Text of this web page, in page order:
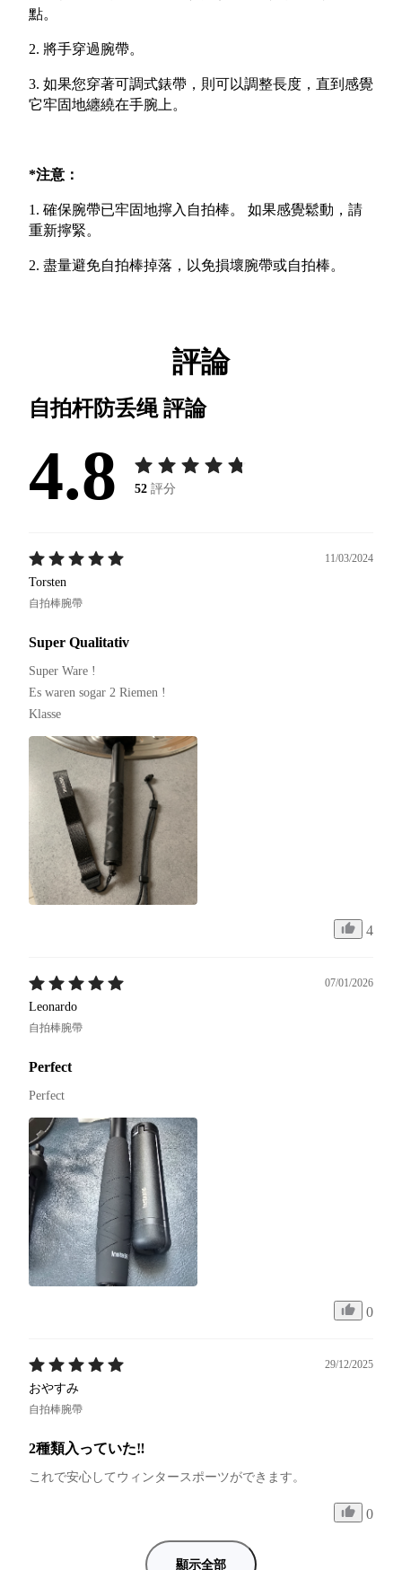
點。
2. 將手穿過腕帶。
3. 如果您穿著可調式錶帶，則可以調整長度，直到感覺
它牢固地纏繞在手腕上。
*注意：
1. 確保腕帶已牢固地擰入自拍棒。 如果感覺鬆動，請
重新擰緊。
2. 盡量避免自拍棒掉落，以免損壞腕帶或自拍棒。
評論
自拍杆防丢绳評論
4.8 52 評分
11/03/2024
Torsten
自拍棒腕帶
Super Qualitativ
Super Ware !
Es waren sogar 2 Riemen !
Klasse
4
07/01/2026
Leonardo
自拍棒腕帶
Perfect
Perfect
0
29/12/2025
おやすみ
自拍棒腕帶
2種類入っていた‼︎
これで安心してウィンタースポーツができます。
0
顯示全部